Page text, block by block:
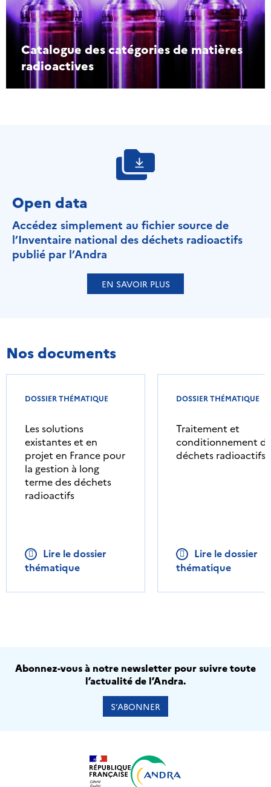
Catalogue des catégories de matières
radioactives
Open data
Accédez simplement au fichier source de
l’Inventaire national des déchets radioactifs
publié par l’Andra
EN SAVOIR PLUS
Nos documents
DOSSIER THÉMATIQUE
Les solutions
existantes et en
projet en France pour
la gestion à long
terme des déchets
radioactifs
Lire le dossier
thématique
DOSSIER THÉMATIQUE
Traitement et
conditionnement
déchets radioactifs
Lire le dossier
thématique
Abonnez-vous à notre newsletter pour suivre toute
l’actualité de l’Andra.
S’ABONNER